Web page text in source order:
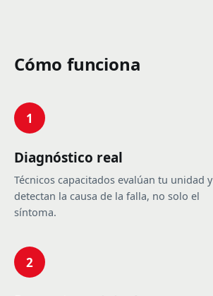
Cómo funciona
1
Diagnóstico real
Técnicos capacitados evalúan tu unidad y
detectan la causa de la falla, no solo el
síntoma.
2